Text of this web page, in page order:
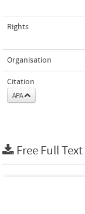
Rights
Organisation
Citation
APA
Free Full Text